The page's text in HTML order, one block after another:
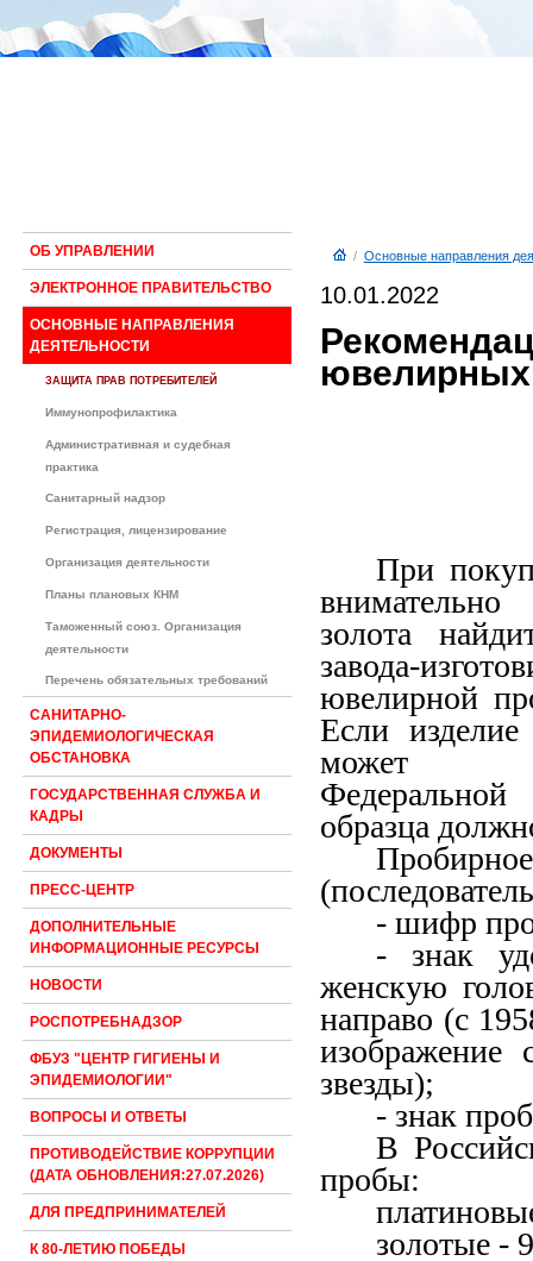
ОБ УПРАВЛЕНИИ
ЭЛЕКТРОННОЕ ПРАВИТЕЛЬСТВО
ОСНОВНЫЕ НАПРАВЛЕНИЯ
ДЕЯТЕЛЬНОСТИ
ЗАЩИТА ПРАВ ПОТРЕБИТЕЛЕЙ
Иммунопрофилактика
Административная и судебная
практика
Санитарный надзор
Регистрация, лицензирование
Организация деятельности
Планы плановых КНМ
Таможенный союз. Организация
деятельности
Перечень обязательных требований
САНИТАРНО-
ЭПИДЕМИОЛОГИЧЕСКАЯ
ОБСТАНОВКА
ГОСУДАРСТВЕННАЯ СЛУЖБА И
КАДРЫ
ДОКУМЕНТЫ
ПРЕСС-ЦЕНТР
ДОПОЛНИТЕЛЬНЫЕ
ИНФОРМАЦИОННЫЕ РЕСУРСЫ
НОВОСТИ
РОСПОТРЕБНАДЗОР
ФБУЗ "ЦЕНТР ГИГИЕНЫ И
ЭПИДЕМИОЛОГИИ"
ВОПРОСЫ И ОТВЕТЫ
ПРОТИВОДЕЙСТВИЕ КОРРУПЦИИ
(ДАТА ОБНОВЛЕНИЯ:27.07.2026)
ДЛЯ ПРЕДПРИНИМАТЕЛЕЙ
К 80-ЛЕТИЮ ПОБЕДЫ
/ Основные направления
10.01.2022
ювелирных
При
золота
завода-
ювелирной
Если
может
образца
- шифр
- знак
женскую
направо (с
изображение
звезды);
- знак
В
пробы:
золотые -